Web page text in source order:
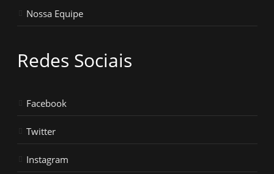
Nossa Equipe
Redes Sociais
Facebook
Twitter
Instagram